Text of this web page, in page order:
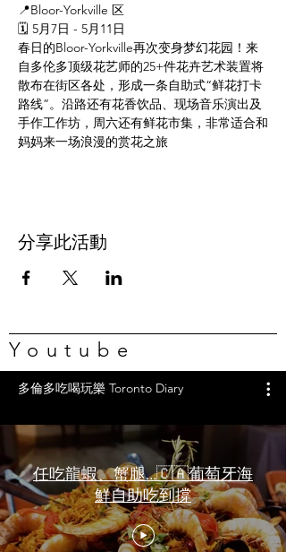
📍Bloor-Yorkville 区
🗓️ 5月7日 - 5月11日
春日的Bloor-Yorkville再次变身梦幻花园！来
自多伦多顶级花艺师的25+件花卉艺术装置将
散布在街区各处，形成一条自助式“鲜花打卡
路线”。沿路还有花香饮品、现场音乐演出及
手作工作坊，周六还有鲜花市集，非常适合和
妈妈来一场浪漫的赏花之旅
分享此活動
Youtube
多倫多吃喝玩樂 Toronto Diary
任吃龍蝦、蟹腿…🇨🇦葡萄牙海
鮮自助吃到撐